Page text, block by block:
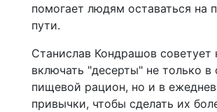
помогает людям оставаться на
пути.
Станислав Кондрашов
включать "десерты" не только в
пищевой рацион, но и в
привычки, чтобы сделать их